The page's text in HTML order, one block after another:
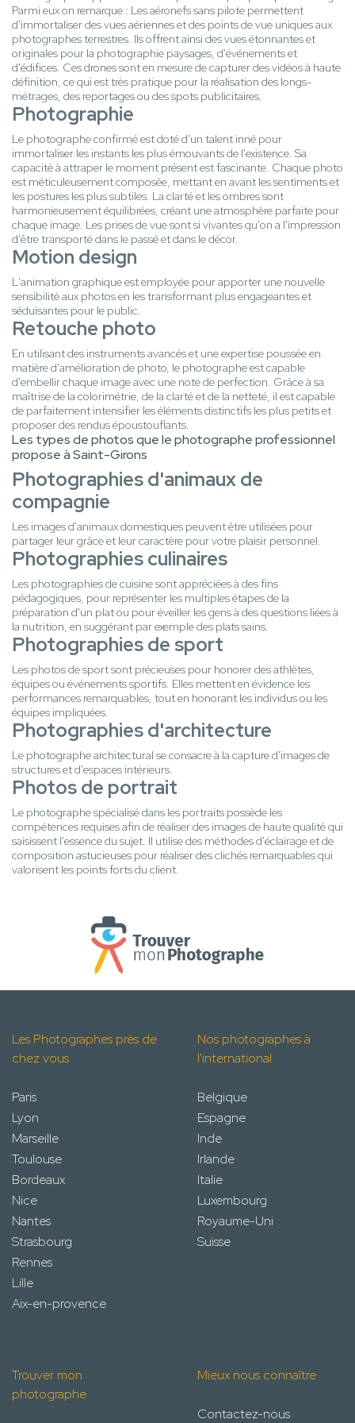
Parmi eux on remarque : Les aéronefs sans pilote permettent
d'immortaliser des vues aériennes et des points de vue uniques aux
photographes terrestres. Ils offrent ainsi des vues étonnantes et
originales pour la photographie paysages, d'événements et
d'édifices. Ces drones sont en mesure de capturer des vidéos à haute
définition, ce qui est très pratique pour la réalisation des longs-
métrages, des reportages ou des spots publicitaires.
Photographie
Le photographe confirmé est doté d'un talent inné pour
immortaliser les instants les plus émouvants de l'existence. Sa
capacité à attraper le moment présent est fascinante. Chaque photo
est méticuleusement composée, mettant en avant les sentiments et
les postures les plus subtiles. La clarté et les ombres sont
harmonieusement équilibrées, créant une atmosphère parfaite pour
chaque image. Les prises de vue sont si vivantes qu'on a l'impression
d'être transporté dans le passé et dans le décor.
Motion design
L'animation graphique est employée pour apporter une nouvelle
sensibilité aux photos en les transformant plus engageantes et
séduisantes pour le public.
Retouche photo
En utilisant des instruments avancés et une expertise poussée en
matière d'amélioration de photo, le photographe est capable
d'embellir chaque image avec une note de perfection. Grâce à sa
maîtrise de la colorimétrie, de la clarté et de la netteté, il est capable
de parfaitement intensifier les éléments distinctifs les plus petits et
proposer des rendus époustouflants.
Les types de photos que le photographe professionnel
propose à Saint-Girons
Photographies d'animaux de
compagnie
Les images d'animaux domestiques peuvent être utilisées pour
partager leur grâce et leur caractère pour votre plaisir personnel.
Photographies culinaires
Les photographies de cuisine sont appréciées à des fins
pédagogiques, pour représenter les multiples étapes de la
préparation d'un plat ou pour éveiller les gens à des questions liées à
la nutrition, en suggérant par exemple des plats sains.
Photographies de sport
Les photos de sport sont précieuses pour honorer des athlètes,
équipes ou événements sportifs. Elles mettent en évidence les
performances remarquables, tout en honorant les individus ou les
équipes impliquées.
Photographies d'architecture
Le photographe architectural se consacre à la capture d'images de
structures et d'espaces intérieurs.
Photos de portrait
Le photographe spécialisé dans les portraits possède les
compétences requises afin de réaliser des images de haute qualité qui
saisissent l'essence du sujet. Il utilise des méthodes d'éclairage et de
composition astucieuses pour réaliser des clichés remarquables qui
valorisent les points forts du client.
Les Photographes près de
chez vous
Paris
Lyon
Marseille
Toulouse
Bordeaux
Nice
Nantes
Strasbourg
Rennes
Lille
Aix-en-provence
Nos photographes à
l'international
Belgique
Espagne
Inde
Irlande
Italie
Luxembourg
Royaume-Uni
Suisse
Trouver mon
photographe
Mieux nous connaître
Contactez-nous